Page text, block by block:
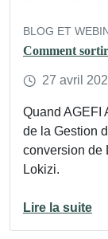
BLOG ET
Comment
27 avril
Quand AGEFI
de la Gestion
conversion de
Lokizi.
Lire la suite